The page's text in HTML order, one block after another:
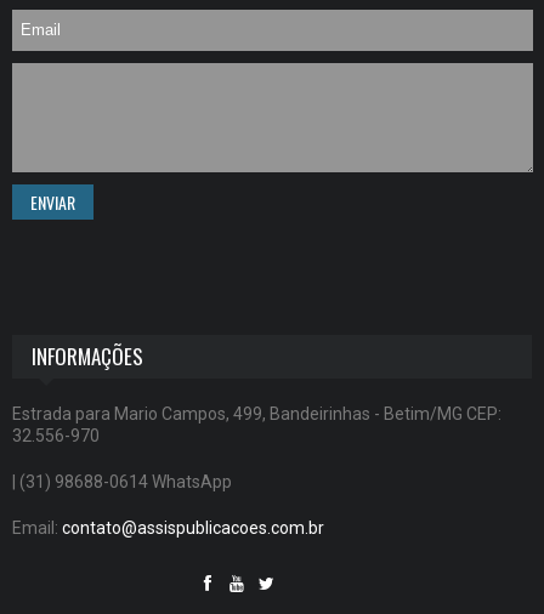
ENVIAR
INFORMAÇÕES
Estrada para Mario Campos, 499, Bandeirinhas - Betim/MG CEP:
32.556-970
| (31) 98688-0614 WhatsApp
Email: contato@assispublicacoes.com.br